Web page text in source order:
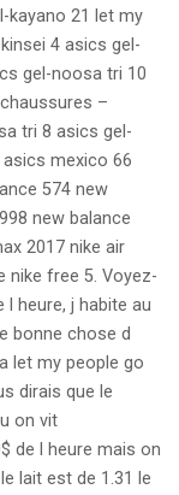
kayano 21 let my
4 asics gel-
gel-noosa tri 10
–
tri 8 asics gel-
mexico 66
574 new
new balance
2017 nike air
nike free 5. Voyez-
l heure, j habite au
bonne chose d
let my people go
dirais que le
on vit
de l heure mais on
lait est de 1.31 le